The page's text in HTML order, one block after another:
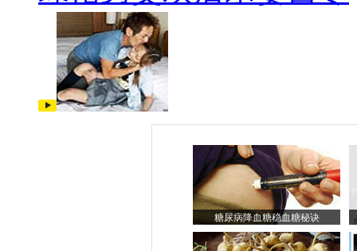
糖尿病降血糖稳血糖秘诀